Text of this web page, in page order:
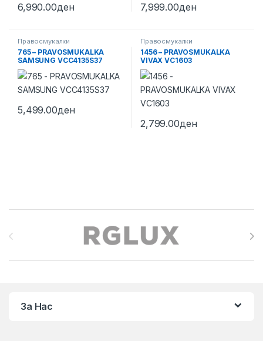
6,990.00ден 7,999.00ден
Правосмукалки
765 – PRAVOSMUKALKA
SAMSUNG VCC4135S37
5,499.00ден
Правосмукалки
1456 – PRAVOSMUKALKA
VIVAX VC1603
2,799.00ден
За Нас